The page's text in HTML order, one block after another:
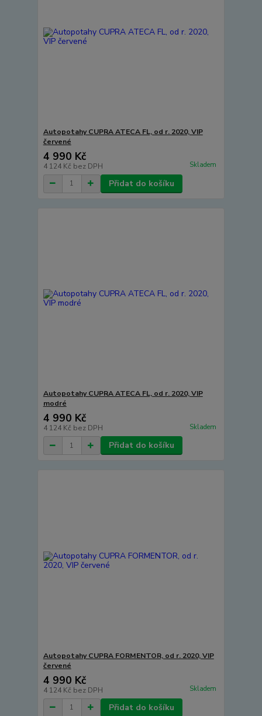
Autopotahy CUPRA ATECA FL, od r. 2020, VIP
červené
4 990 Kč
4 124 Kč bez DPH Skladem
Přidat do košíku
Autopotahy CUPRA ATECA FL, od r. 2020, VIP
modré
4 990 Kč
4 124 Kč bez DPH Skladem
Přidat do košíku
Autopotahy CUPRA FORMENTOR, od r. 2020, VIP
červené
4 990 Kč
4 124 Kč bez DPH Skladem
Přidat do košíku